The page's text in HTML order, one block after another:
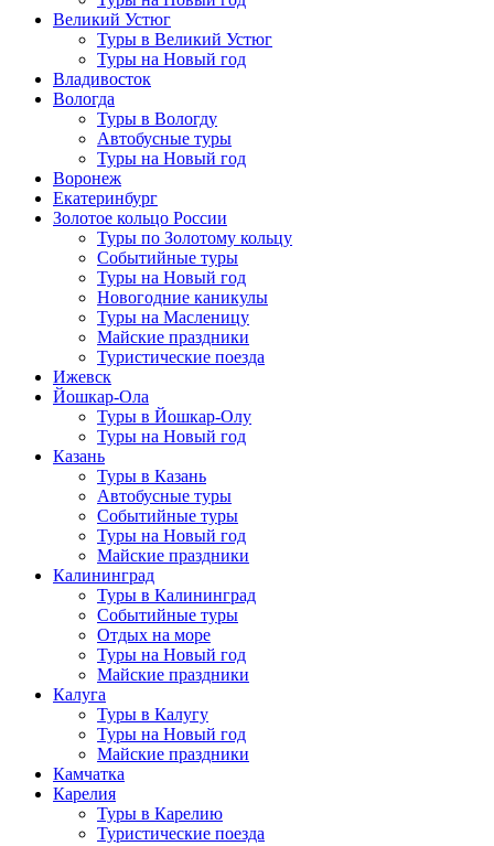
Великий Устюг
Туры в Великий Устюг
Туры на Новый год
Владивосток
Вологда
Туры в Вологду
Автобусные туры
Туры на Новый год
Воронеж
Екатеринбург
Золотое кольцо России
Туры по Золотому кольцу
Событийные туры
Туры на Новый год
Новогодние каникулы
Туры на Масленицу
Майские праздники
Туристические поезда
Ижевск
Йошкар-Ола
Туры в Йошкар-Олу
Туры на Новый год
Казань
Туры в Казань
Автобусные туры
Событийные туры
Туры на Новый год
Майские праздники
Калининград
Туры в Калининград
Событийные туры
Отдых на море
Туры на Новый год
Майские праздники
Калуга
Туры в Калугу
Туры на Новый год
Майские праздники
Камчатка
Карелия
Туры в Карелию
Туристические поезда